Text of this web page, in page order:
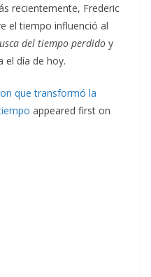
recientemente, Frederic
el tiempo influenció al
del tiempo perdido y
el día de hoy.
que transformó la
appeared first on